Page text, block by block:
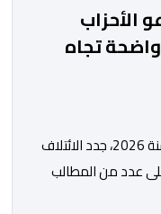
يدعو الأحزاب
تجاه
مع اقتراب الاستحقاقات التشريعية لسنة 2026، جدد الائتلاف
عدد من المطالب